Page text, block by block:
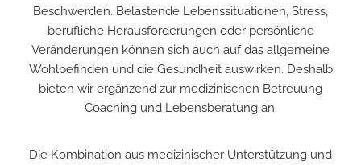
Beschwerden. Belastende Lebenssituationen, Stress,
berufliche Herausforderungen oder persönliche
Veränderungen können sich auch auf das allgemeine
Wohlbefinden und die Gesundheit auswirken. Deshalb
bieten wir ergänzend zur medizinischen Betreuung
Coaching und Lebensberatung an.
Die Kombination aus medizinischer Unterstützung und